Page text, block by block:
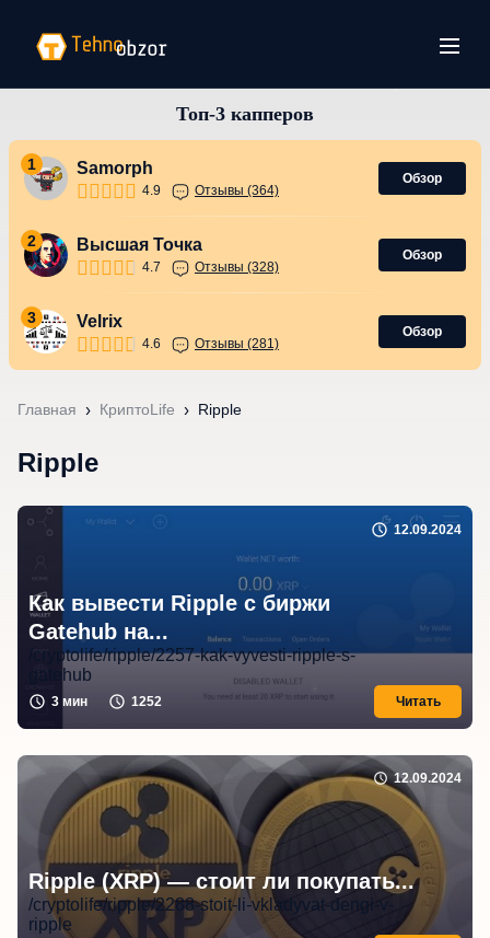
1 Samorph
4.9 Отзывы (364)
Обзор
2 Высшая Точка
4.7 Отзывы (328)
Обзор
3 Velrix
4.6 Отзывы (281)
Обзор
Главная КриптоLife Ripple
Ripple
Как вывести Ripple с биржи
Gatehub на...
/cryptolife/ripple/2257-kak-vyvesti-ripple-s-
gatehub
12.09.2024
3 мин 1252 Читать
Ripple (XRP) — стоит ли покупать...
/cryptolife/ripple/2288-stoit-li-vkladyvat-dengi-v-
ripple
12.09.2024